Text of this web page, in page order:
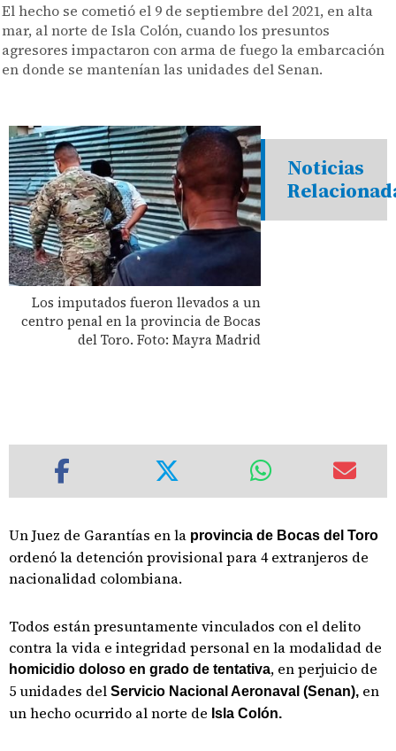
El hecho se cometió el 9 de septiembre del 2021, en alta
mar, al norte de Isla Colón, cuando los presuntos
agresores impactaron con arma de fuego la embarcación
en donde se mantenían las unidades del Senan.
Los imputados fueron llevados a un
centro penal en la provincia de Bocas
del Toro. Foto: Mayra Madrid
Noticias
Un Juez de Garantías en la provincia de Bocas del Toro
ordenó la detención provisional para 4 extranjeros de
nacionalidad colombiana.
Todos están presuntamente vinculados con el delito
contra la vida e integridad personal en la modalidad de
homicidio doloso en grado de tentativa, en perjuicio de
5 unidades del Servicio Nacional Aeronaval (Senan), en
un hecho ocurrido al norte de Isla Colón.